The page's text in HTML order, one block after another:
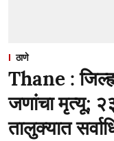
ठाणे
Thane :
जणांचा मृत्यू;
तालुक्यात